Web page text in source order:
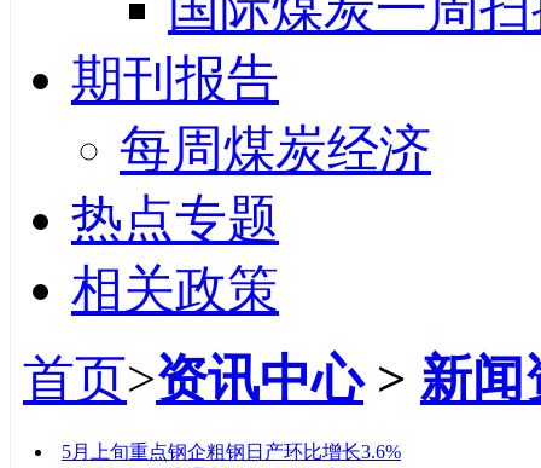
期刊报告
每周煤炭经济
热点专题
相关政策
首页>资讯中心> 新闻
5月上旬重点钢企粗钢日产环比增长3.6%